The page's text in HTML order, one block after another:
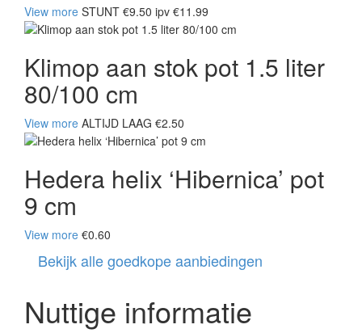
View more STUNT €9.50 ipv €11.99
Klimop aan stok pot 1.5 liter
80/100 cm
View more ALTIJD LAAG €2.50
Hedera helix ‘Hibernica’ pot
9 cm
View more €0.60
Bekijk alle goedkope aanbiedingen
Nuttige informatie